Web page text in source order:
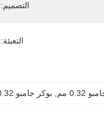
التصميم:
التعبئة:
مم بوكر جامبو 0.32 مم